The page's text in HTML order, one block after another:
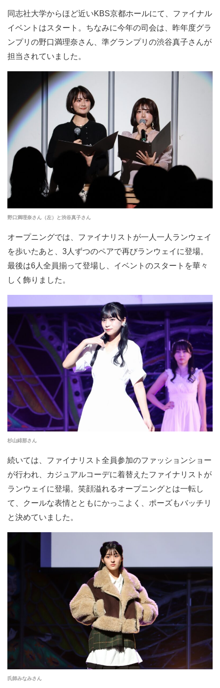
同志社大学からほど近いKBS京都ホールにて、ファイナル
イベントはスタート。ちなみに今年の司会は、昨年度グラ
ンプリの野口満理奈さん、準グランプリの渋谷真子さんが
担当されていました。
野口満理奈さん（左）と渋谷真子さん
オープニングでは、ファイナリストが一人一人ランウェイ
を歩いたあと、3人ずつのペアで再びランウェイに登場。
最後は6人全員揃って登場し、イベントのスタートを華々
しく飾りました。
杉山緋那さん
続いては、ファイナリスト全員参加のファッションショー
が行われ、カジュアルコーデに着替えたファイナリストが
ランウェイに登場。笑顔溢れるオープニングとは一転し
て、クールな表情とともにかっこよく、ポーズもバッチリ
と決めていました。
氏師みなみさん